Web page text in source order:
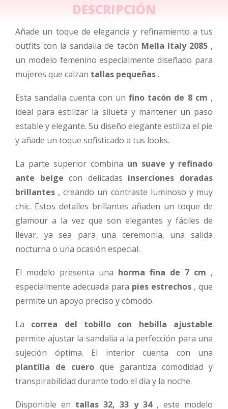
DESCRIPCIÓN
Añade un toque de elegancia y refinamiento a tus
outfits con la sandalia de tacón Mella Italy 2085,
un modelo femenino especialmente diseñado para
mujeres que calzan tallas pequeñas.
Esta sandalia cuenta con un fino tacón de 8 cm ,
ideal para estilizar la silueta y mantener un paso
estable y elegante. Su diseño elegante estiliza el pie
y añade un toque sofisticado a tus looks.
La parte superior combina un suave y refinado
ante beige con delicadas inserciones doradas
brillantes , creando un contraste luminoso y muy
chic. Estos detalles brillantes añaden un toque de
glamour a la vez que son elegantes y fáciles de
llevar, ya sea para una ceremonia, una salida
nocturna o una ocasión especial.
El modelo presenta una horma fina de 7 cm ,
especialmente adecuada para pies estrechos , que
permite un apoyo preciso y cómodo.
La correa del tobillo con hebilla ajustable
permite ajustar la sandalia a la perfección para una
sujeción óptima. El interior cuenta con una
plantilla de cuero que garantiza comodidad y
transpirabilidad durante todo el día y la noche.
Disponible en tallas 32, 33 y 34, este modelo